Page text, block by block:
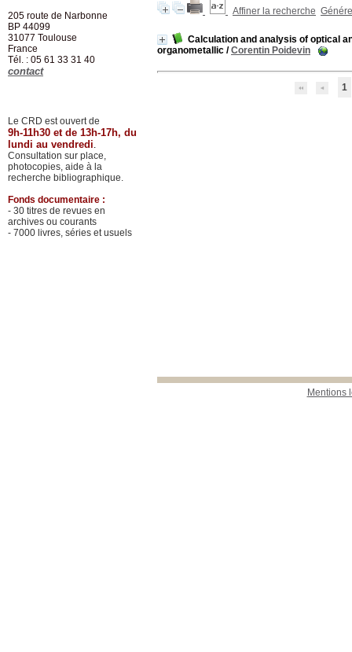
Affiner la recherche
Calculation and analysis of optical
organometallic /Corentin Poidevin
1
Mentions
205 route de Narbonne
BP 44099
31077 Toulouse
France
Tél. : 05 61 33 31 40
contact
Le CRD est ouvert de
9h-11h30 et de 13h-17h, du
lundi au vendredi.
Consultation sur place,
photocopies, aide à la
recherche bibliographique.
Fonds documentaire :
- 30 titres de revues en
archives ou courants
- 7000 livres, séries et usuels